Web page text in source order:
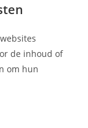
de inhoud of
om hun